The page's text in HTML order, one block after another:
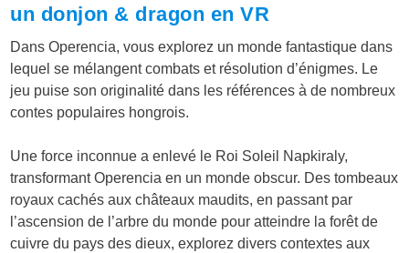
un donjon & dragon en VR
Dans Operencia, vous explorez un monde fantastique dans
lequel se mélangent combats et résolution d’énigmes. Le
jeu puise son originalité dans les références à de nombreux
contes populaires hongrois.
Une force inconnue a enlevé le Roi Soleil Napkiraly,
transformant Operencia en un monde obscur. Des tombeaux
royaux cachés aux châteaux maudits, en passant par
l’ascension de l’arbre du monde pour atteindre la forêt de
cuivre du pays des dieux, explorez divers contextes aux